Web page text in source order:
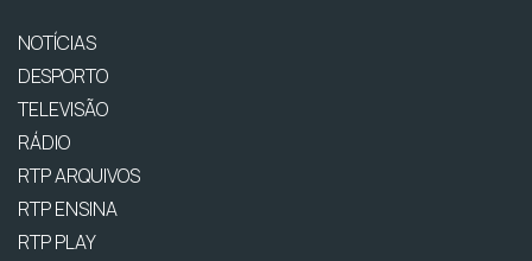
NOTÍCIAS
DESPORTO
TELEVISÃO
RÁDIO
RTP ARQUIVOS
RTP ENSINA
RTP PLAY